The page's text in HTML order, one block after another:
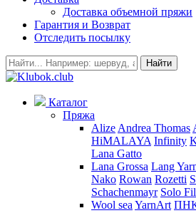
Доставка объемной пряжи
Гарантия и Возврат
Отследить посылку
Найти
Каталог
Пряжа
Alize Andrea Thomas
HiMALAYA Infinity
Lana Gatto
Lana Grossa Lang
Nako Rowan Rozetti
Schachenmayr Solo
Wool sea YarnArt